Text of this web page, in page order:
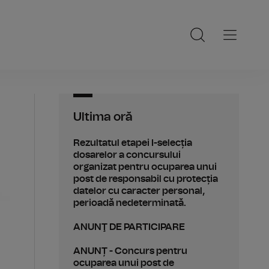
Ultima oră
Rezultatul etapei I-selecția
dosarelor a concursului
organizat pentru ocuparea unui
post de responsabil cu protecția
datelor cu caracter personal,
perioadă nedeterminată.
ANUNŢ DE PARTICIPARE
ANUNȚ - Concurs pentru
ocuparea unui post de